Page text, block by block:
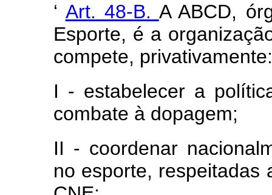
‘ Art. 48-B. A ABCD,
Esporte, é a
compete, privativamente:
I - estabelecer a
combate à dopagem;
II - coordenar
no esporte, respeitadas